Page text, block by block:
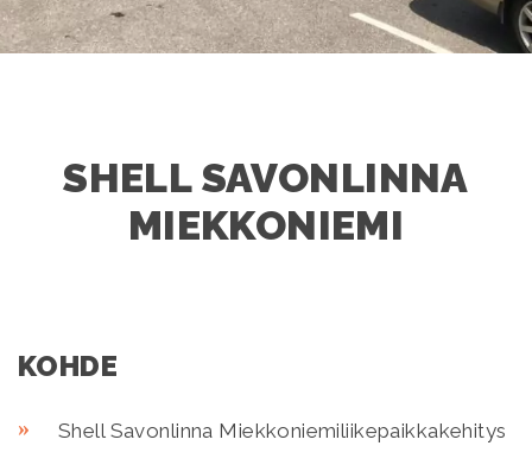
SHELL SAVONLINNA
MIEKKONIEMI
KOHDE
Shell Savonlinna Miekkoniemiliikepaikkakehitys